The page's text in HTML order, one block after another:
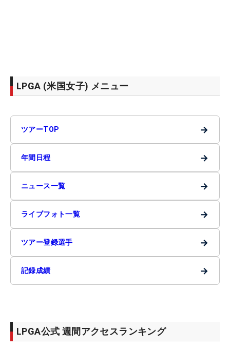
LPGA (米国女子) メニュー
ツアーTOP →
年間日程 →
ニュース一覧 →
ライブフォト一覧 →
ツアー登録選手 →
記録成績 →
LPGA公式 週間アクセスランキング